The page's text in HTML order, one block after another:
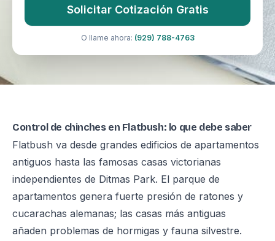
Solicitar Cotización Gratis
O llame ahora: (929) 788-4763
Control de chinches en Flatbush: lo que debe saber
Flatbush va desde grandes edificios de apartamentos
antiguos hasta las famosas casas victorianas
independientes de Ditmas Park. El parque de
apartamentos genera fuerte presión de ratones y
cucarachas alemanas; las casas más antiguas
añaden problemas de hormigas y fauna silvestre.